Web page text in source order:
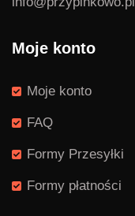
Moje konto
Moje konto
FAQ
Formy Przesyłki
Formy płatności